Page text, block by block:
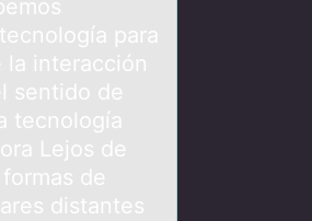
para
la interacción
sentido de
tecnología
Lejos de
de
distantes